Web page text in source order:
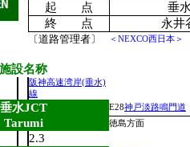
起 点
垂
終 点
永井
〔道路管理者〕 ＜NEXCO西日本＞
施設名称
阪神高速湾岸(垂水)
線
垂水JCT E28神戸淡路鳴門道
Tarumi 徳島方面
2.3